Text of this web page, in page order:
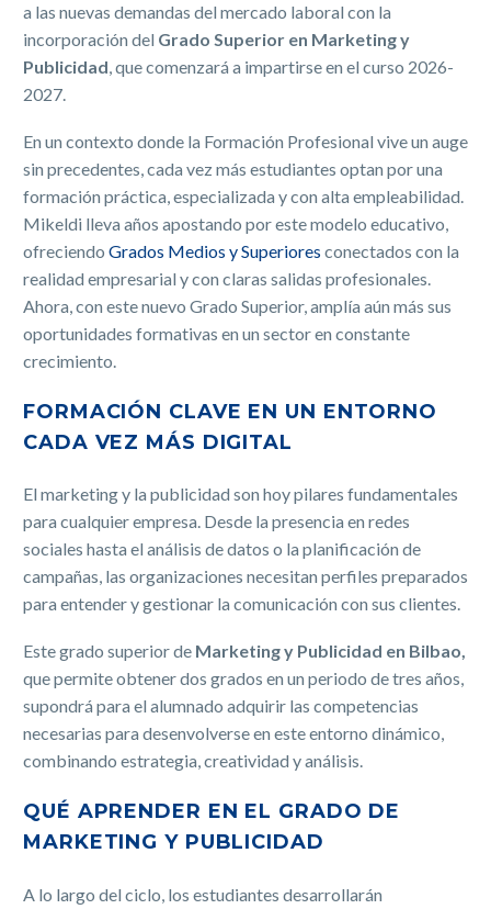
a las nuevas demandas del mercado laboral con la
incorporación del Grado Superior en Marketing y
Publicidad, que comenzará a impartirse en el curso 2026-
2027.
En un contexto donde la Formación Profesional vive un auge
sin precedentes, cada vez más estudiantes optan por una
formación práctica, especializada y con alta empleabilidad.
Mikeldi lleva años apostando por este modelo educativo,
ofreciendo Grados Medios y Superiores conectados con la
realidad empresarial y con claras salidas profesionales.
Ahora, con este nuevo Grado Superior, amplía aún más sus
oportunidades formativas en un sector en constante
crecimiento.
FORMACIÓN CLAVE EN UN ENTORNO
CADA VEZ MÁS DIGITAL
El marketing y la publicidad son hoy pilares fundamentales
para cualquier empresa. Desde la presencia en redes
sociales hasta el análisis de datos o la planificación de
campañas, las organizaciones necesitan perfiles preparados
para entender y gestionar la comunicación con sus clientes.
Este grado superior de Marketing y Publicidad en Bilbao,
que permite obtener dos grados en un periodo de tres años,
supondrá para el alumnado adquirir las competencias
necesarias para desenvolverse en este entorno dinámico,
combinando estrategia, creatividad y análisis.
QUÉ APRENDER EN EL GRADO DE
MARKETING Y PUBLICIDAD
A lo largo del ciclo, los estudiantes desarrollarán